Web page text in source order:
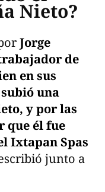
Nieto?
Jorge
de
en sus
una
y por las
que él fue
Ixtapan Spas
junto a